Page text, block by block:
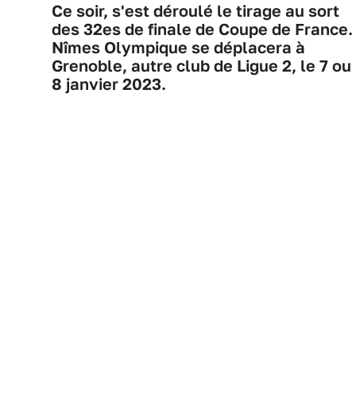
Ce soir, s'est déroulé le tirage au sort
des 32es de finale de Coupe de France.
Nîmes Olympique se déplacera à
Grenoble, autre club de Ligue 2, le 7 ou
8 janvier 2023.